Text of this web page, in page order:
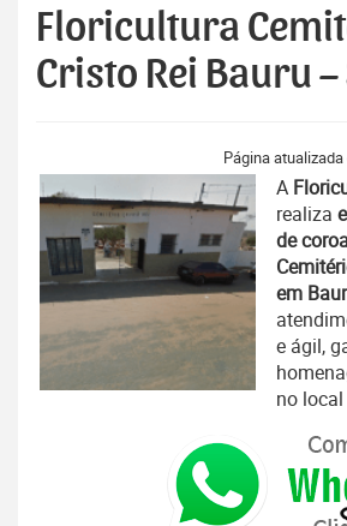
Floricultura
Cristo Rei Bauru –
Página
A
realiza
de
em
e ágil,
no